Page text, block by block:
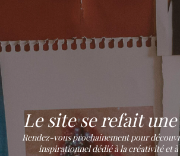
Le site se refait
Rendez-vous prochainement pour
inspirationnel dédié à la créativité et